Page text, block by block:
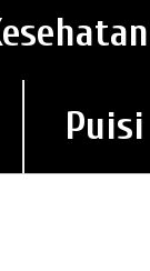
Puisi